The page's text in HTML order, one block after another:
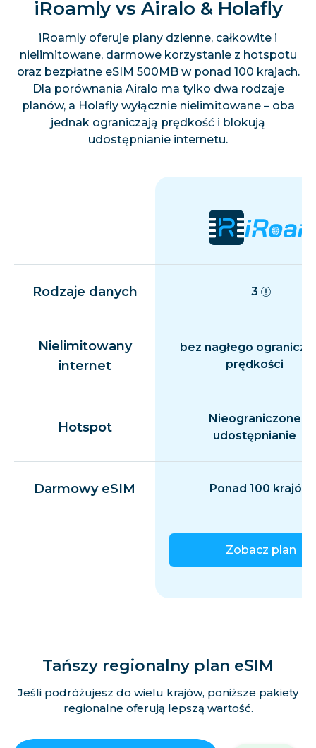
iRoamly vs Airalo & Holafly
iRoamly oferuje plany dzienne, całkowite i
nielimitowane, darmowe korzystanie z hotspotu
oraz bezpłatne eSIM 500MB w ponad 100 krajach.
Dla porównania Airalo ma tylko dwa rodzaje
planów, a Holafly wyłącznie nielimitowane – oba
jednak ograniczają prędkość i blokują
udostępnianie internetu.
Rodzaje danych 3
Nielimitowany
internet
bez nagłego
prędkości
Hotspot
Nieograniczone
udostępnianie
Darmowy eSIM Ponad 100 krajów
Zobacz plan
Tańszy regionalny plan eSIM
Jeśli podróżujesz do wielu krajów, poniższe pakiety
regionalne oferują lepszą wartość.